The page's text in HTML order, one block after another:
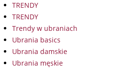
TRENDY
TRENDY
Trendy w ubraniach
Ubrania basics
Ubrania damskie
Ubrania męskie